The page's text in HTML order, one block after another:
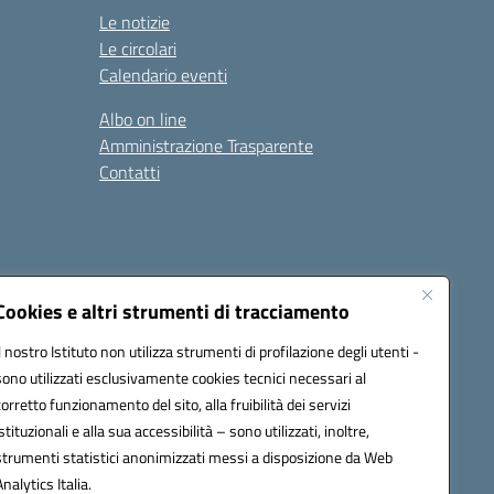
e altri strumenti di tracciamento
nostro Istituto non utilizza strumenti di profilazione degli utenti -
utilizzati esclusivamente cookies tecnici necessari al
funzionamento del sito, alla fruibilità dei servizi
e alla sua accessibilità – sono utilizzati, inoltre,
statistici anonimizzati messi a disposizione da Web
Italia.
Le notizie
Le circolari
Calendario eventi
Albo on line
Amministrazione Trasparente
Contatti